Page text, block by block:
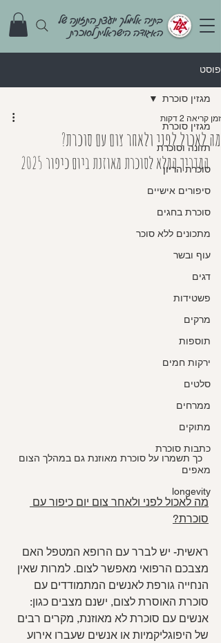
בתיה אלימלך יועצת התזונה של
האגודה הישראלית לסוכרת
פוסט
מגזין סוכרת
תזונה וסוכרת
סוכרת הריון
סיפורים אישיים
סוכרת בחגים
מתכונים ללא סוכר
עוף ובשר
דגים
פשטידות
מרקים
תוספות
ירקות חמים
סלטים
ממרחים
מתוקים
כתבות סוכרת
מאפים
longevity
מגזין סוכרת
מה לאכול לפני ולאחר צום עם סוכרת?
זמן קריאה 2 דקות
המדריך המלא לסוכרת מאוזנת ביום כיפור 2025
כך תשמרו על סוכרת מאוזנת גם במהלך הצום
מה לאכול לפני ולאחר צום יום כיפור עם
סוכרת?
ראשית- יש לברר עם הרופא המטפל האם
מצבכם הרפואי מאפשר לצום. למרות שאין
הנחייה גורפת לאנשים המתמודדים עם
סוכרת האוסרת לצום, ישנם מצבים כגון:
אנשים עם סוכרת לא מאוזנת, מקרים רבים
של היפוגליקמיות או אנשים שעברו אירוע